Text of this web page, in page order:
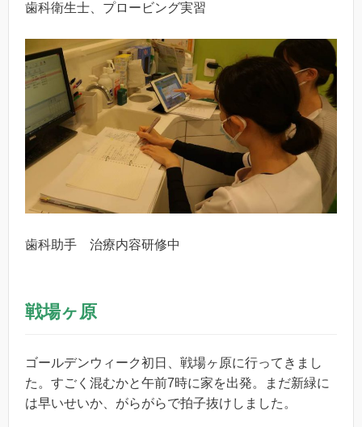
歯科衛生士、プロービング実習
歯科助手 治療内容研修中
戦場ヶ原
ゴールデンウィーク初日、戦場ヶ原に行ってきまし
た。すごく混むかと午前7時に家を出発。まだ新緑に
は早いせいか、がらがらで拍子抜けしました。